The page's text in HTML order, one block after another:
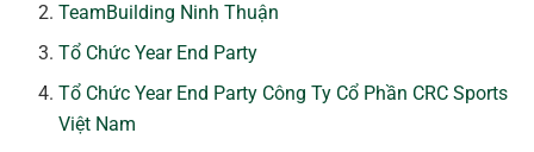
TeamBuilding Ninh Thuận
Tổ Chức Year End Party
Tổ Chức Year End Party Công Ty Cổ Phần CRC Sports
Việt Nam